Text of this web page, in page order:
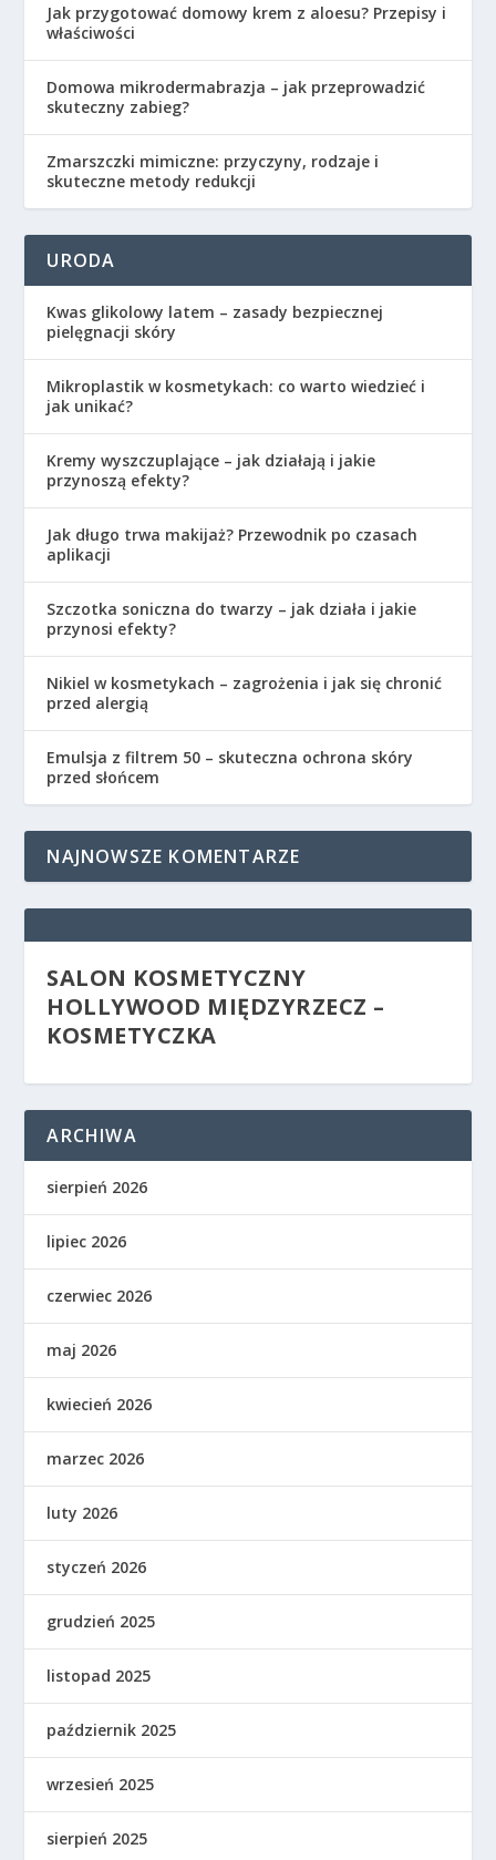
Jak przygotować domowy krem z aloesu? Przepisy i
właściwości
Domowa mikrodermabrazja – jak przeprowadzić
skuteczny zabieg?
Zmarszczki mimiczne: przyczyny, rodzaje i
skuteczne metody redukcji
URODA
Kwas glikolowy latem – zasady bezpiecznej
pielęgnacji skóry
Mikroplastik w kosmetykach: co warto wiedzieć i
jak unikać?
Kremy wyszczuplające – jak działają i jakie
przynoszą efekty?
Jak długo trwa makijaż? Przewodnik po czasach
aplikacji
Szczotka soniczna do twarzy – jak działa i jakie
przynosi efekty?
Nikiel w kosmetykach – zagrożenia i jak się chronić
przed alergią
Emulsja z filtrem 50 – skuteczna ochrona skóry
przed słońcem
NAJNOWSZE KOMENTARZE
SALON KOSMETYCZNY
HOLLYWOOD MIĘDZYRZECZ –
KOSMETYCZKA
ARCHIWA
sierpień 2026
lipiec 2026
czerwiec 2026
maj 2026
kwiecień 2026
marzec 2026
luty 2026
styczeń 2026
grudzień 2025
listopad 2025
październik 2025
wrzesień 2025
sierpień 2025